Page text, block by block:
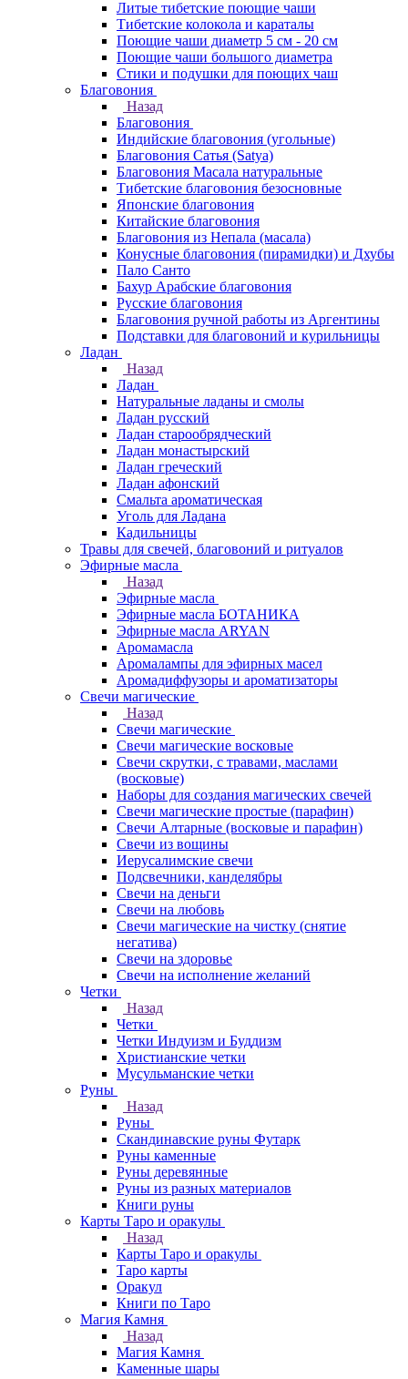
Литые тибетские поющие чаши
Тибетские колокола и караталы
Поющие чаши диаметр 5 см - 20 см
Поющие чаши большого диаметра
Стики и подушки для поющих чаш
Благовония
Назад
Благовония
Индийские благовония (угольные)
Благовония Сатья (Satya)
Благовония Масала натуральные
Тибетские благовония безосновные
Японские благовония
Китайские благовония
Благовония из Непала (масала)
Конусные благовония (пирамидки) и Дхубы
Пало Санто
Бахур Арабские благовония
Русские благовония
Благовония ручной работы из Аргентины
Подставки для благовоний и курильницы
Ладан
Назад
Ладан
Натуральные ладаны и смолы
Ладан русский
Ладан старообрядческий
Ладан монастырский
Ладан греческий
Ладан афонский
Смальта ароматическая
Уголь для Ладана
Кадильницы
Травы для свечей, благовоний и ритуалов
Эфирные масла
Назад
Эфирные масла
Эфирные масла БОТАНИКА
Эфирные масла ARYAN
Аромамасла
Аромалампы для эфирных масел
Аромадиффузоры и ароматизаторы
Свечи магические
Назад
Свечи магические
Свечи магические восковые
Свечи скрутки, с травами, маслами
(восковые)
Наборы для создания магических свечей
Свечи магические простые (парафин)
Свечи Алтарные (восковые и парафин)
Свечи из вощины
Иерусалимские свечи
Подсвечники, канделябры
Свечи на деньги
Свечи на любовь
Свечи магические на чистку (снятие
негатива)
Свечи на здоровье
Свечи на исполнение желаний
Четки
Назад
Четки
Четки Индуизм и Буддизм
Христианские четки
Мусульманские четки
Руны
Назад
Руны
Скандинавские руны Футарк
Руны каменные
Руны деревянные
Руны из разных материалов
Книги руны
Карты Таро и оракулы
Назад
Карты Таро и оракулы
Таро карты
Оракул
Книги по Таро
Магия Камня
Назад
Магия Камня
Каменные шары